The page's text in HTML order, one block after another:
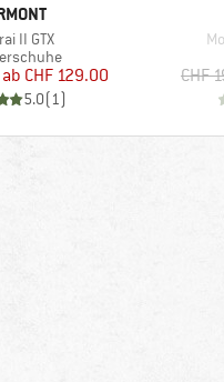
II GTX
Preis
reduzierter Preis
ab CHF 129.00
5.0( 1)
CHF